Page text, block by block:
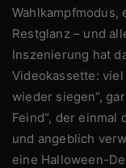
Restglanz – und
Inszenierung hat
Videokassette: viel
wieder siegen“,
Feind“, der
und angeblich
eine Halloween-